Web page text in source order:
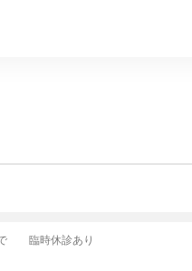
で 臨時休診あり